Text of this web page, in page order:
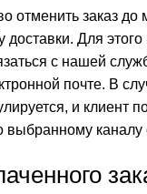
отменить заказ до
доставки. Для
с нашей
почте. В
и клиент
выбранному каналу